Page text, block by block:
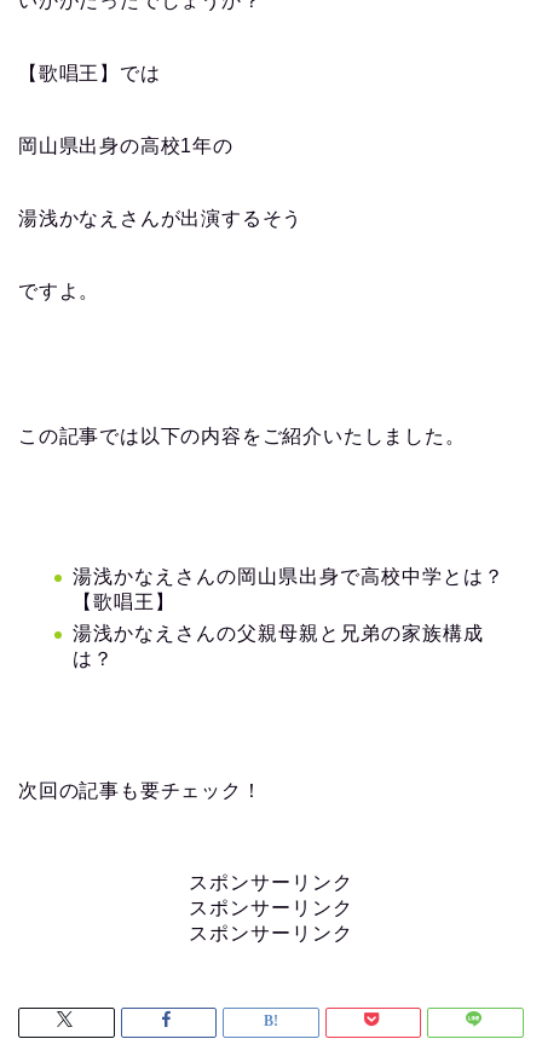
【歌唱王】では
岡山県出身の高校1年の
湯浅かなえさんが出演するそう
ですよ。
この記事では以下の内容をご紹介いたしました。
湯浅かなえさんの岡山県出身で高校中学とは？
【歌唱王】
湯浅かなえさんの父親母親と兄弟の家族構成
は？
次回の記事も要チェック！
スポンサーリンク
スポンサーリンク
スポンサーリンク